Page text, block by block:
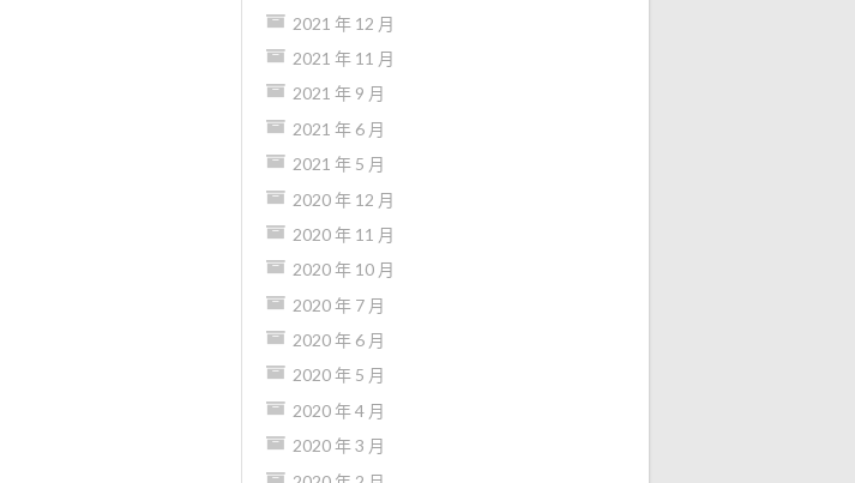
2021 年 12 月
2021 年 11 月
2021 年 9 月
2021 年 6 月
2021 年 5 月
2020 年 12 月
2020 年 11 月
2020 年 10 月
2020 年 7 月
2020 年 6 月
2020 年 5 月
2020 年 4 月
2020 年 3 月